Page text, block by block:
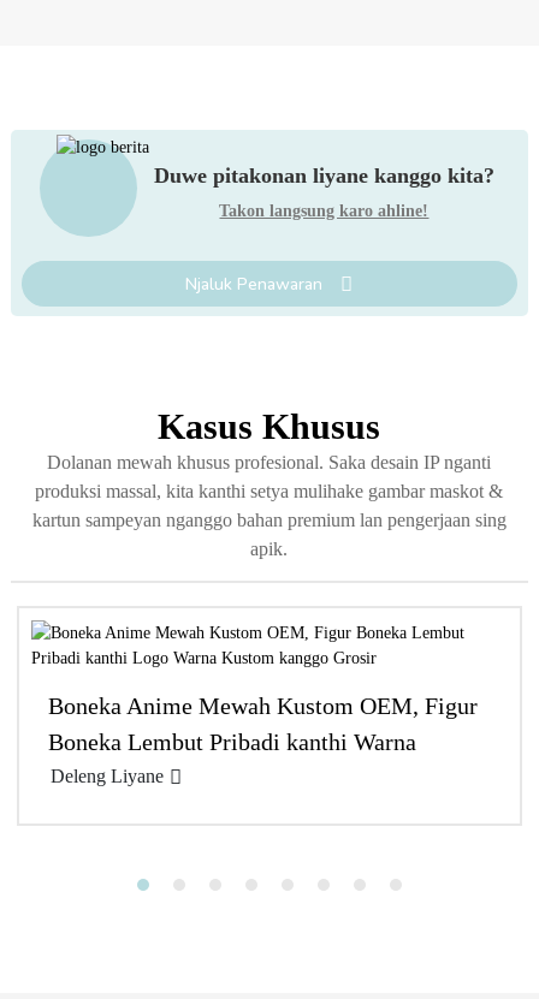
Duwe pitakonan liyane kanggo kita?
Takon langsung karo ahline!
Njaluk Penawaran
Kasus Khusus
Dolanan mewah khusus profesional. Saka desain IP nganti
produksi massal, kita kanthi setya mulihake gambar maskot &
kartun sampeyan nganggo bahan premium lan pengerjaan sing
apik.
Boneka Anime Mewah Kustom OEM, Figur
Boneka Lembut Pribadi kanthi Warna
Kustom...
Deleng Liyane